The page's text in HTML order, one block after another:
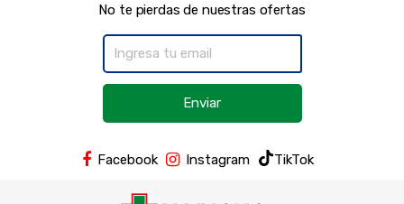
No te pierdas de nuestras ofertas
Enviar
Facebook Instagram TikTok